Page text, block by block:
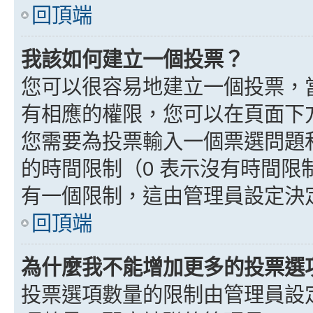
回頂端
我該如何建立一個投票？
您可以很容易地建立一個投票
有相應的權限，您可以在頁面
您需要為投票輸入一個票選問
的時間限制（0 表示沒有時間限
有一個限制，這由管理員設定決
回頂端
為什麼我不能增加更多的投票選
投票選項數量的限制由管理員